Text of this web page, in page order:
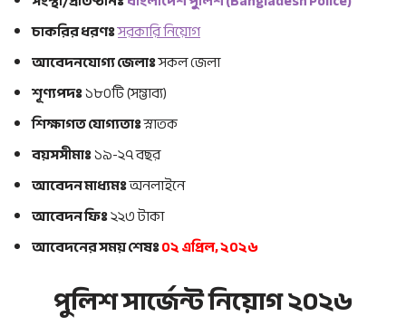
চাকরির ধরণঃসরকারি নিয়োগ
আবেদনযোগ্য জেলাঃসকল জেলা
শূণ্যপদঃ১৮০টি (সম্ভাব্য)
শিক্ষাগত যোগ্যতাঃস্নাতক
বয়সসীমাঃ১৯-২৭ বছর
আবেদন মাধ্যমঃঅনলাইনে
আবেদন ফিঃ২২৩ টাকা
আবেদনের সময় শেষঃ০২ এপ্রিল, ২০২৬
পুলিশ সার্জেন্ট নিয়োগ ২০২৬